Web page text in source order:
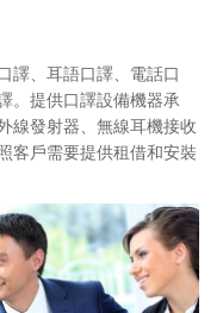
譯、耳語口譯、電話口
。提供口譯設備機器承
線發射器、無線耳機接收
客戶需要提供租借和安裝